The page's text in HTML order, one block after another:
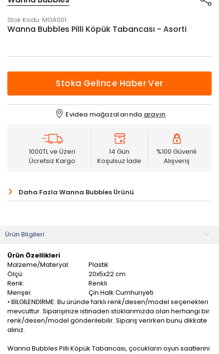
Stok Kodu: MGA001
Wanna Bubbles Pilli Köpük Tabancası - Asorti
Stoka Gelince Haber Ver
Evidea mağazalarında arayın
1000TL ve Üzeri
Ücretsiz Kargo
14 Gün
Koşulsuz İade
%100 Güvenli
Alışveriş
Daha Fazla Wanna Bubbles Ürünü
Ürün Bilgileri
Ürün Özellikleri
Malzeme/Materyal:
Plastik
Ölçü:
20x5x22 cm
Renk:
Renkli
Menşei:
Çin Halk Cumhuriyeti
• BİLGİLENDİRME: Bu üründe farklı renk/desen/model seçenekleri
mevcuttur. Siparişinize istinaden stoklarımızda olan herhangi bir
renk/desen/model gönderilebilir. Sipariş verirken bunu dikkate
alınız.
Wanna Bubbles Pilli Köpük Tabancası, çocukların oyun saatlerini